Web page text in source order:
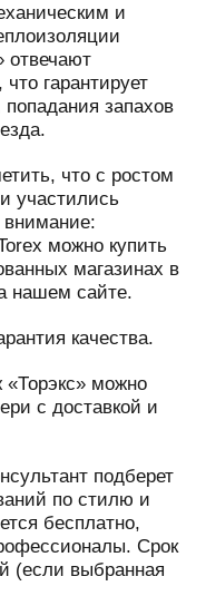
и
отвечают
гарантирует
запахов
что с ростом
участились
внимание:
можно купить
магазинах в
нашем сайте.
качества.
можно
с доставкой и
подберет
по стилю и
бесплатно,
Срок
(если выбранная